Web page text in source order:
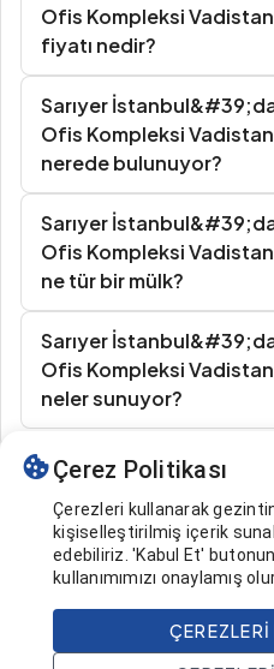
Ofis Kompleksi
fiyatı nedir?
Sarıyer
Ofis Kompleksi
nerede bulunuyor?
Sarıyer
Ofis Kompleksi
ne tür bir mülk?
Sarıyer
Ofis Kompleksi
neler sunuyor?
Benzer İlanlar
Çerez Politikası
Çerezleri kullanarak
kişiselleştirilmiş içerik
edebiliriz. 'Kabul Et'
kullanımımızı onaylamış
ÇEREZLERI